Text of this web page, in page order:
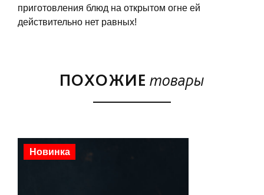
приготовления блюд на открытом огне ей
действительно нет равных!
ПОХОЖИЕ товары
Скидка
Новинка